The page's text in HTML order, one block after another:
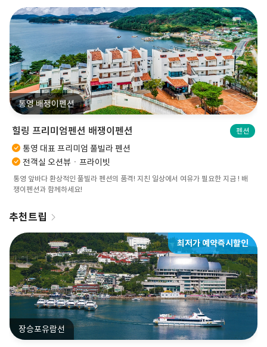
통영 배쟁이펜션
힐링 프리미엄펜션 배쟁이펜션 펜션
통영 대표 프리미엄 풀빌라 펜션
전객실 오션뷰ㆍ프라이빗
통영 앞바다 환상적인 풀빌라 펜션의 품격! 지친 일상에서 여유가 필요한 지금 ! 배
쟁이펜션과 함께하세요!
추천트립
최저가 예약즉시할인
장승포유람선